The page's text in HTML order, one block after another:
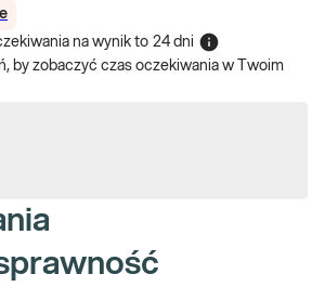
na wynik to 24 dni
by zobaczyć czas oczekiwania w Twoim